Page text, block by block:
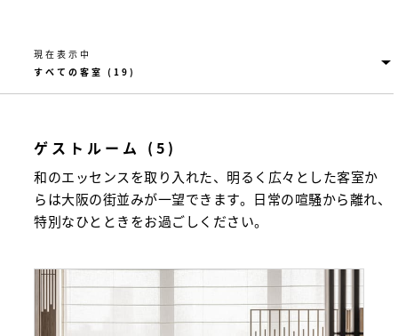
現在表示中
ゲストルーム (5)
和のエッセンスを取り入れた、明るく広々とした客室か
らは大阪の街並みが一望できます。日常の喧騒から離れ、
特別なひとときをお過ごしください。